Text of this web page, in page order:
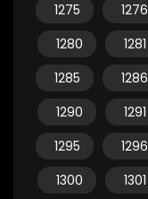
1275
1276
1280
1281
1285
1286
1290
1291
1295
1296
1300
1301